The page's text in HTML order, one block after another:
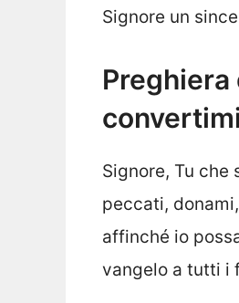
Signore un
convertimi
Signore, Tu
peccati,
affinché io
vangelo a tutti i